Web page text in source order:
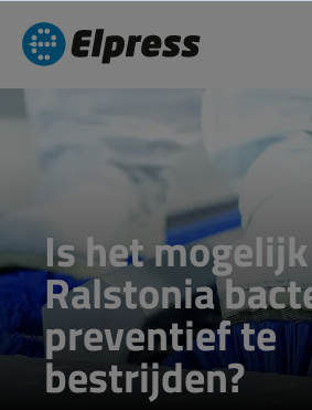
Is het
Ralstonia
preventief te
bestrijden?